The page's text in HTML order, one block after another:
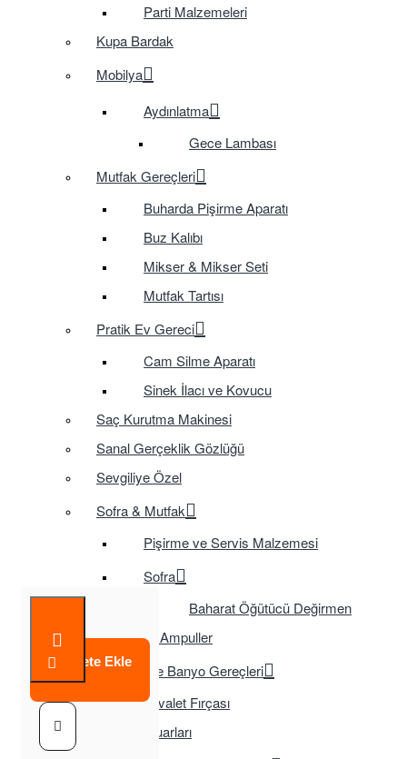
Parti Malzemeleri
Kupa Bardak
Mobilya
Aydınlatma
Gece Lambası
Mutfak Gereçleri
Buharda Pişirme Aparatı
Buz Kalıbı
Mikser & Mikser Seti
Mutfak Tartısı
Pratik Ev Gereci
Cam Silme Aparatı
Sinek İlacı ve Kovucu
Saç Kurutma Makinesi
Sanal Gerçeklik Gözlüğü
Sevgiliye Özel
Sofra & Mutfak
Pişirme ve Servis Malzemesi
Sofra
Baharat Öğütücü Değirmen
Tasarruflu Ampuller
Temizlik ve Banyo Gereçleri
Tuvalet Fırçası
TV Aksesuarları
Sepete Ekle